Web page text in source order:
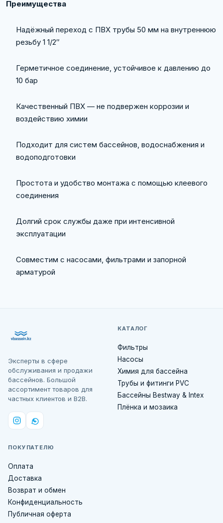
Преимущества
Надёжный переход с ПВХ трубы 50 мм на внутреннюю
резьбу 1 1/2″
Герметичное соединение, устойчивое к давлению до
10 бар
Качественный ПВХ — не подвержен коррозии и
воздействию химии
Подходит для систем бассейнов, водоснабжения и
водоподготовки
Простота и удобство монтажа с помощью клеевого
соединения
Долгий срок службы даже при интенсивной
эксплуатации
Совместим с насосами, фильтрами и запорной
арматурой
Эксперты в сфере
обслуживания и продажи
бассейнов. Большой
ассортимент товаров для
частных клиентов и B2B.
КАТАЛОГ
Фильтры
Насосы
Химия для бассейна
Трубы и фитинги PVC
Бассейны Bestway & Intex
Плёнка и мозаика
ПОКУПАТЕЛЮ
Оплата
Доставка
Возврат и обмен
Конфиденциальность
Публичная оферта